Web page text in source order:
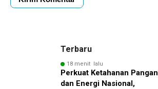
Terbaru
18 menit lalu
Perkuat Ketahanan Pangan
dan Energi Nasional,